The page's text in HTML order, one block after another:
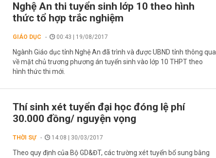
Nghệ An thi tuyển sinh lớp 10 theo hình
thức tổ hợp trắc nghiệm
GIÁO DỤC 00:43 | 19/08/2017
Ngành Giáo dục tỉnh Nghệ An đã trình và được UBND tỉnh thông qua
về mặt chủ trương phương án tuyển sinh vào lớp 10 THPT theo
hình thức thi mới.
Thí sinh xét tuyển đại học đóng lệ phí
30.000 đồng/ nguyện vọng
THỜI SỰ 14:08 | 30/03/2017
Theo quy định của Bộ GD&ĐT, các trường xét tuyển bổ sung bằng